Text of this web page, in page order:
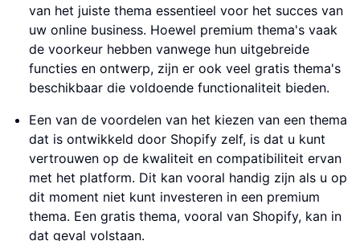
van het juiste thema essentieel voor het succes van
uw online business. Hoewel premium thema's vaak
de voorkeur hebben vanwege hun uitgebreide
functies en ontwerp, zijn er ook veel gratis thema's
beschikbaar die voldoende functionaliteit bieden.
Een van de voordelen van het kiezen van een thema
dat is ontwikkeld door Shopify zelf, is dat u kunt
vertrouwen op de kwaliteit en compatibiliteit ervan
met het platform. Dit kan vooral handig zijn als u op
dit moment niet kunt investeren in een premium
thema. Een gratis thema, vooral van Shopify, kan in
dat geval volstaan.